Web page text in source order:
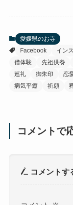
愛媛県のお寺
Facebook
イン
僧体験
先祖供養
巡礼
御朱印 恋
病気平癒
祈願
コメントで
コメントす